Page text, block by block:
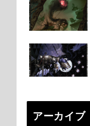
アーカイブ